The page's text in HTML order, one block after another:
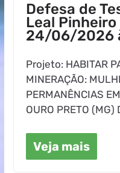
Defesa de
Leal
24/06/2026
Projeto: HABITAR
MINERAÇÃO:
PERMANÊNCIAS
OURO PRETO
Veja mais